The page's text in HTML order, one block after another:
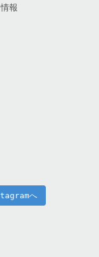
報
へ